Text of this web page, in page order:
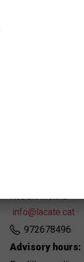
+ info about
Patronat de
Robert Molina
info@lacate.cat
972678496
Advisory hours: